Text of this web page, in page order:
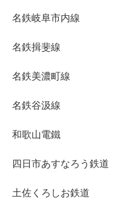
名鉄岐阜市内線
名鉄揖斐線
名鉄美濃町線
名鉄谷汲線
和歌山電鐵
四日市あすなろう鉄道
土佐くろしお鉄道